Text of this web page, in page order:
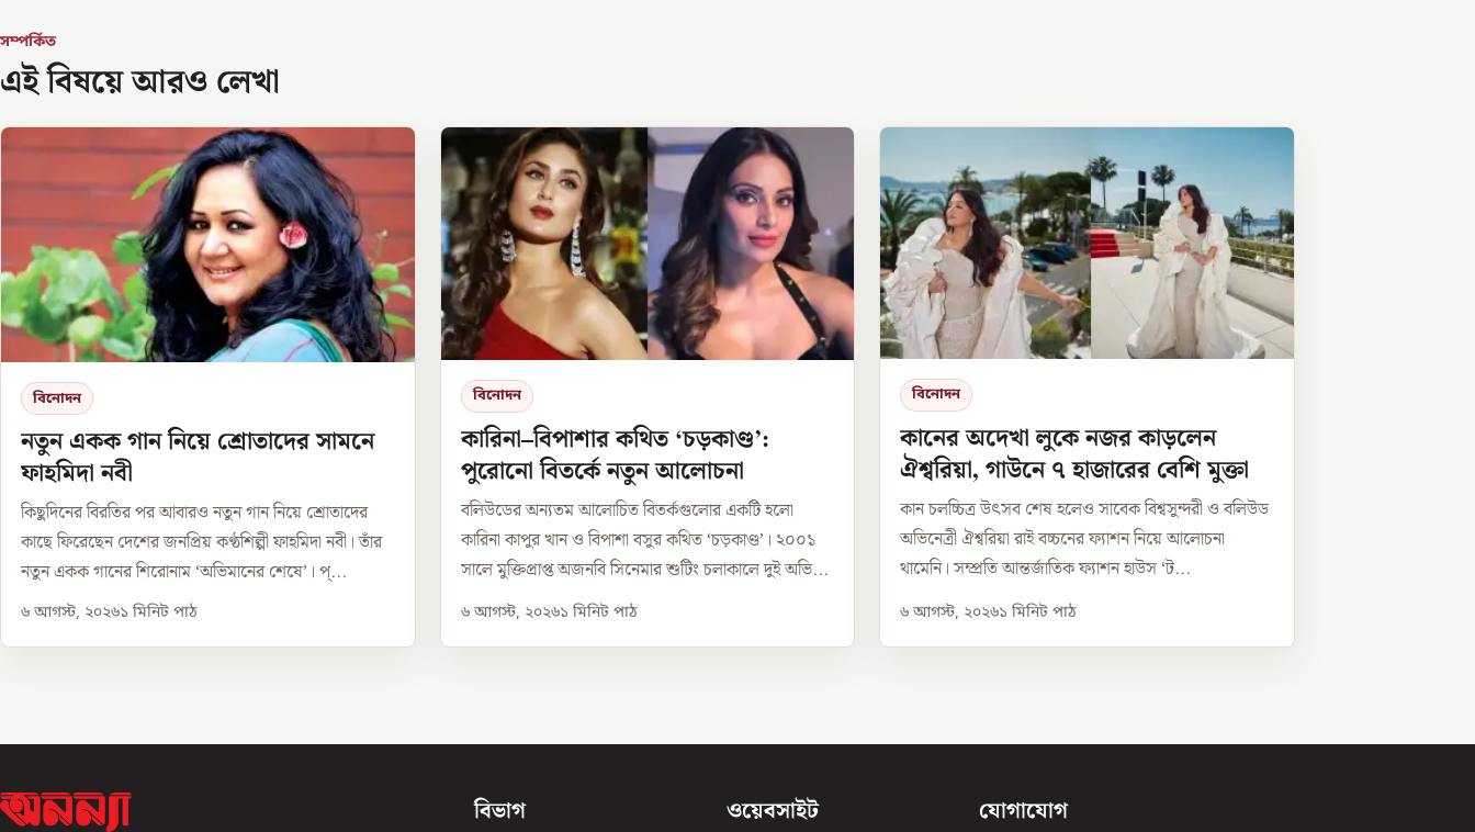
সম্পর্কিত
এই বিষয়ে আরও লেখা
বিনোদন
নতুন একক গান নিয়ে শ্রোতাদের সামনে
ফাহমিদা নবী
কিছুদিনের বিরতির পর আবারও নতুন গান নিয়ে শ্রোতাদের
কাছে ফিরেছেন দেশের জনপ্রিয় কণ্ঠশিল্পী ফাহমিদা নবী। তাঁর
নতুন একক গানের শিরোনাম ‘অভিমানের শেষে’। প্...
৬ আগস্ট, ২০২৬১ মিনিট পাঠ
বিনোদন
কারিনা–বিপাশার কথিত ‘চড়কাণ্ড’:
পুরোনো বিতর্কে নতুন আলোচনা
বলিউডের অন্যতম আলোচিত বিতর্কগুলোর একটি হলো
কারিনা কাপুর খান ও বিপাশা বসুর কথিত ‘চড়কাণ্ড’। ২০০১
সালে মুক্তিপ্রাপ্ত অজনবি সিনেমার শুটিং চলাকালে দুই অভি...
৬ আগস্ট, ২০২৬১ মিনিট পাঠ
বিনোদন
কানের অদেখা লুকে নজর কাড়লেন
ঐশ্বরিয়া, গাউনে ৭ হাজারের বেশি মুক্তা
কান চলচ্চিত্র উৎসব শেষ হলেও সাবেক বিশ্বসুন্দরী ও বলিউড
অভিনেত্রী ঐশ্বরিয়া রাই বচ্চনের ফ্যাশন নিয়ে আলোচনা
থামেনি। সম্প্রতি আন্তর্জাতিক ফ্যাশন হাউস ‘ট...
৬ আগস্ট, ২০২৬১ মিনিট পাঠ
বিভাগ ওয়েবসাইট যোগাযোগ